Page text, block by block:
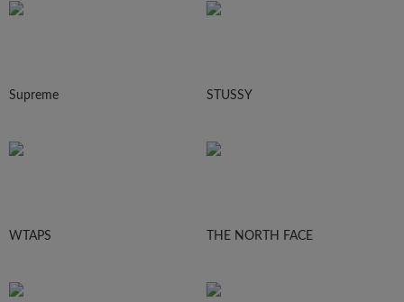
Supreme STUSSY
WTAPS THE NORTH FACE